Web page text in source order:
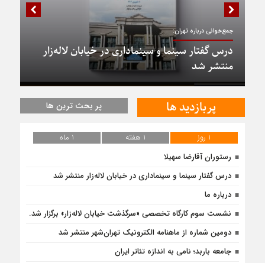
جمع‌خوانی درباره تهران:
درس گفتار سینما و سینماداری در خیابان لاله‌زار
منتشر شد
پربازدید ها پر بحث ترین ها
1 روز 1 هفته
1 ماه
رستوران آقارضا سهیلا
درس گفتار سینما و سینماداری در خیابان لاله‌زار منتشر شد
درباره ما
نشست سوم کارگاه تخصصی «سرگذشت خیابان لاله‌زار» برگزار شد.
دومین شماره از ماهنامه الکترونیک تهران‌شهر منتشر شد
جامعه باربد؛ نامی به اندازه تئاتر ایران